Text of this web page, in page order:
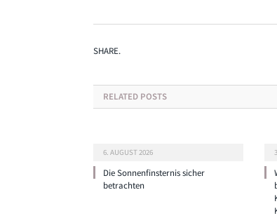
SHARE.
RELATED POSTS
6. AUGUST 2026
Die Sonnenfinsternis sicher
betrachten